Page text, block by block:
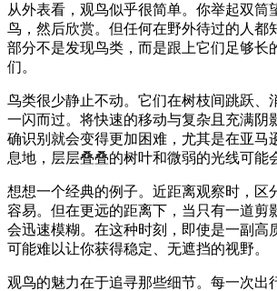
从外表看，观鸟似乎很简单。你举起双筒
鸟，然后欣赏。但任何在野外待过的人都
部分不是发现鸟类，而是跟上它们足够长
们。
鸟类很少静止不动。它们在树枝间跳跃、
一闪而过。将快速的移动与复杂且充满阴
确识别就会变得更加困难，尤其是在亚马
息地，层层叠叠的树叶和微弱的光线可能
想想一个经典的例子。近距离观察时，区
容易。但在更远的距离下，当只有一道剪
会迅速模糊。在这种时刻，即使是一副高
可能难以让你获得稳定、无遮挡的视野。
观鸟的魅力在于追寻那些细节。每一次出